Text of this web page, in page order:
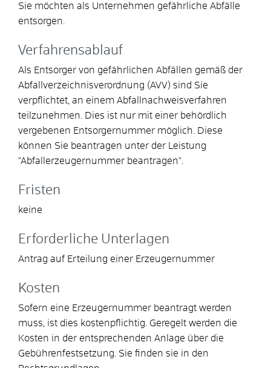
Sie möchten als Unternehmen gefährliche Abfälle
entsorgen.
Verfahrensablauf
Als Entsorger von gefährlichen Abfällen gemäß der
Abfallverzeichnisverordnung (AVV) sind Sie
verpflichtet, an einem Abfallnachweisverfahren
teilzunehmen. Dies ist nur mit einer behördlich
vergebenen Entsorgernummer möglich.
Diese
können Sie beantragen unter der Leistung
"Abfallerzeugernummer beantragen".
Fristen
keine
Erforderliche Unterlagen
Antrag auf Erteilung einer Erzeugernummer
Kosten
Sofern eine Erzeugernummer beantragt werden
muss, ist dies kostenpflichtig. Geregelt werden die
Kosten in der entsprechenden Anlage über die
Gebührenfestsetzung. Sie finden sie in den